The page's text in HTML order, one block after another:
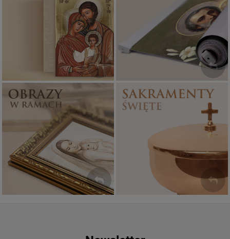
Ikony religijne
PONAD 400
WZORÓW
Banery religijne
ZOBACZ
Obrazy religijne
PIĘKNE
WZORY
Sakramenty Święte